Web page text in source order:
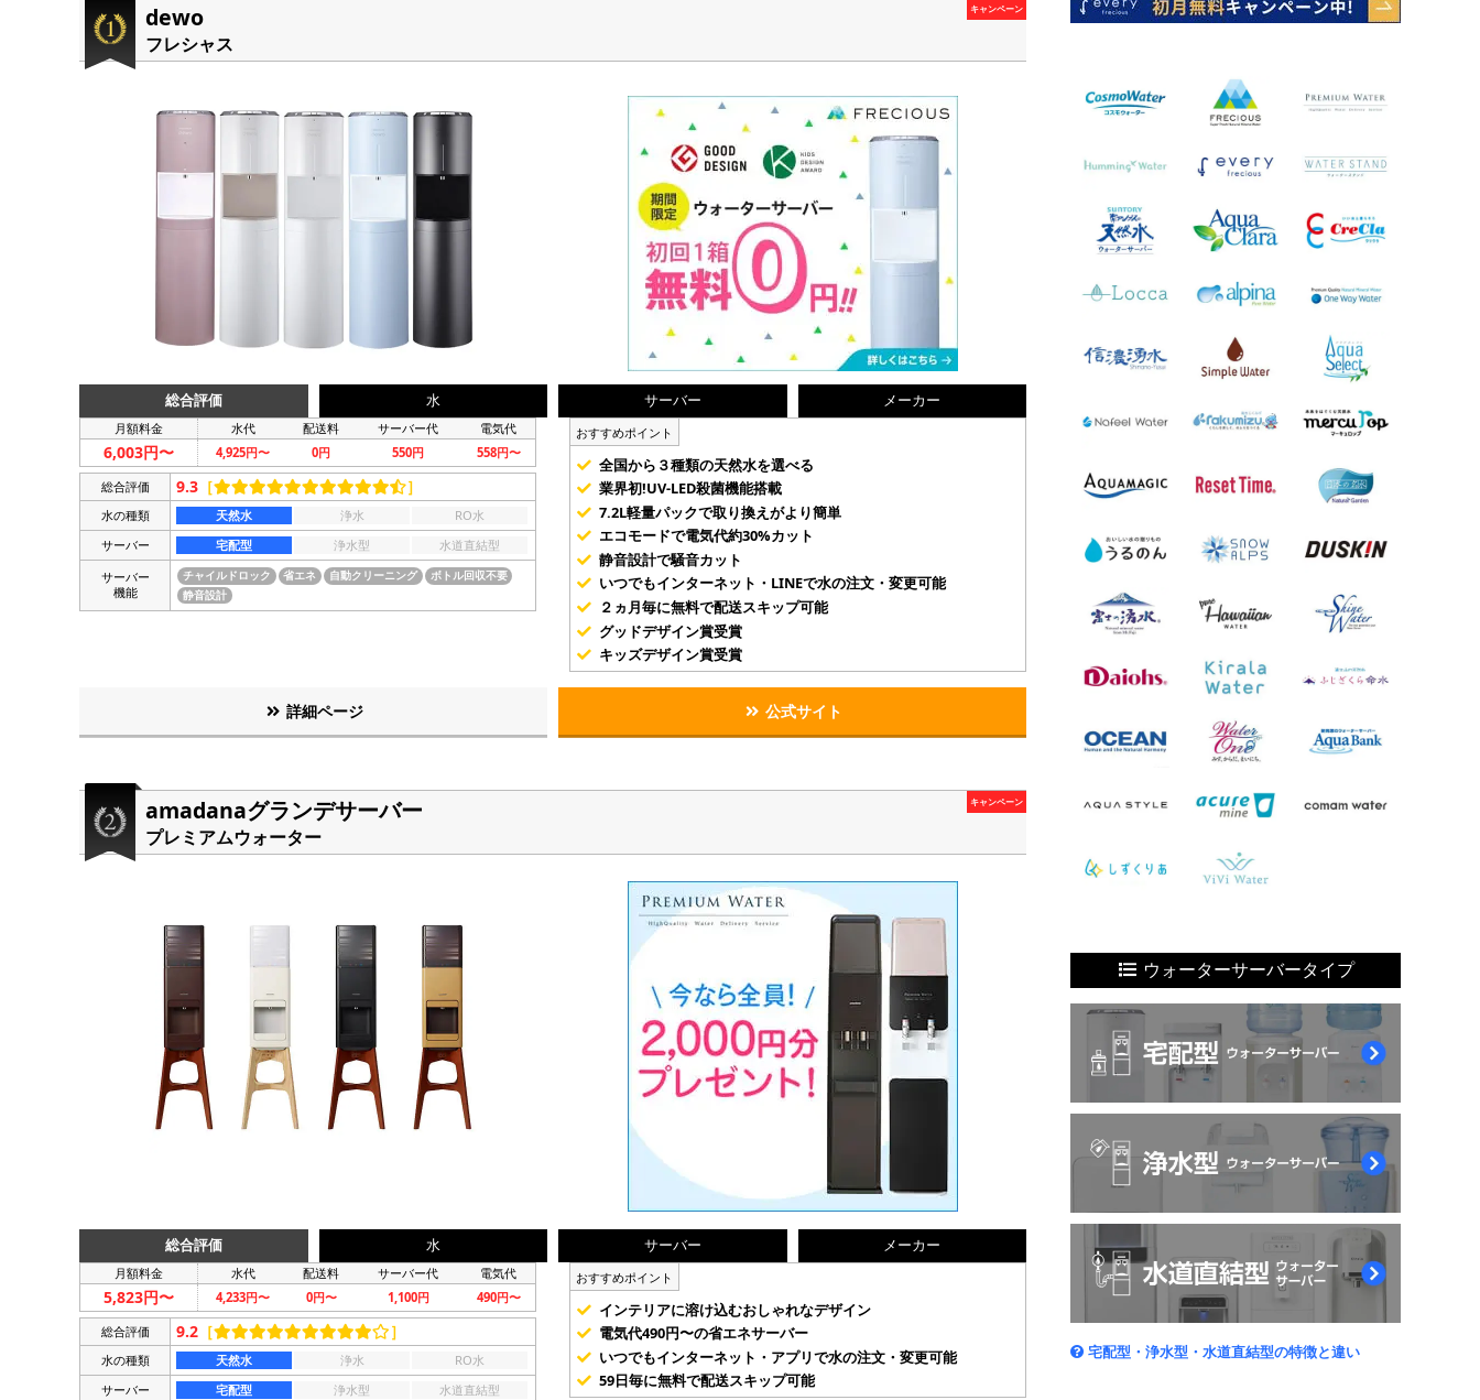
dewo
フレシャス
キャンペーン
総合評価 水 サーバー メーカー
月額料金 水代 配送料 サーバー代 電気代
6,003円〜 4,925円〜 0円 550円 558円〜
総合評価 9.3 ［ ］
水の種類 天然水 浄水
RO水
サーバー
宅配型 浄水型
水道直結型
サーバー
機能
チャイルドロック 省エネ 自動クリーニング
ボトル回収不要
静音設計
おすすめポイント
全国から３種類の天然水を選べる
業界初!UV-LED殺菌機能搭載
7.2L軽量パックで取り換えがより簡単
エコモードで電気代約30%カット
静音設計で騒音カット
いつでもインターネット・LINEで水の注文・変更可能
２ヵ月毎に無料で配送スキップ可能
グッドデザイン賞受賞
キッズデザイン賞受賞
詳細ページ 公式サイト
amadanaグランデサーバー
プレミアムウォーター
キャンペーン
総合評価 水 サーバー メーカー
月額料金 水代 配送料 サーバー代 電気代
5,823円〜 4,233円〜 0円〜 1,100円 490円〜
総合評価 9.2 ［ ］
水の種類 天然水 浄水
RO水
サーバー
宅配型 浄水型
水道直結型
おすすめポイント
インテリアに溶け込むおしゃれなデザイン
電気代490円〜の省エネサーバー
いつでもインターネット・アプリで水の注文・変更可能
59日毎に無料で配送スキップ可能
ウォーターサーバータイプ
宅配型・浄水型・水道直結型の特徴と違い